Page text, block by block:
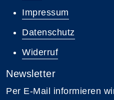
Impressum
Datenschutz
Widerruf
Newsletter
Per E-Mail informieren